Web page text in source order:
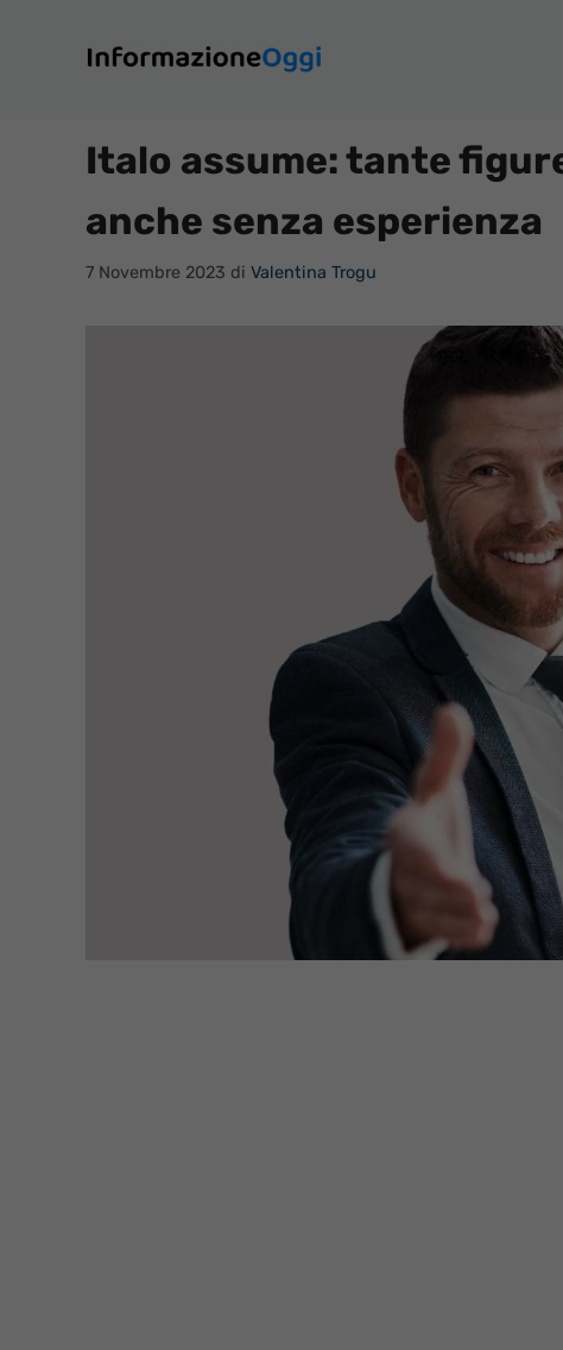
contenuto
Italo assume: tante
anche senza esperienza
7 Novembre 2023 di Valentina Trogu